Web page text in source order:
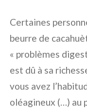
Certaines
beurre de
« problèmes
est dû à sa
vous avez
oléagineux (…) au